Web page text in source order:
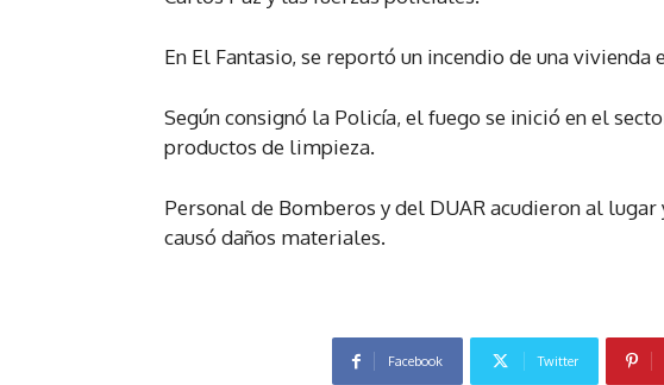
En El Fantasio, se reportó un incendio de una vivienda
Según consignó la Policía, el fuego se inició en el
productos de limpieza.
Personal de Bomberos y del DUAR acudieron al
causó daños materiales.
Facebook Twitter